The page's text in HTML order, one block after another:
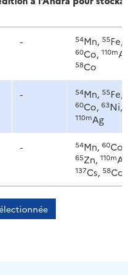
- 54Mn, 55Fe,
60Co, 110m
58Co
- 54Mn, 55Fe,
60Co, 63Ni,
110mAg
- 54Mn, 60Co,
65Zn, 110m
137Cs, 58Co